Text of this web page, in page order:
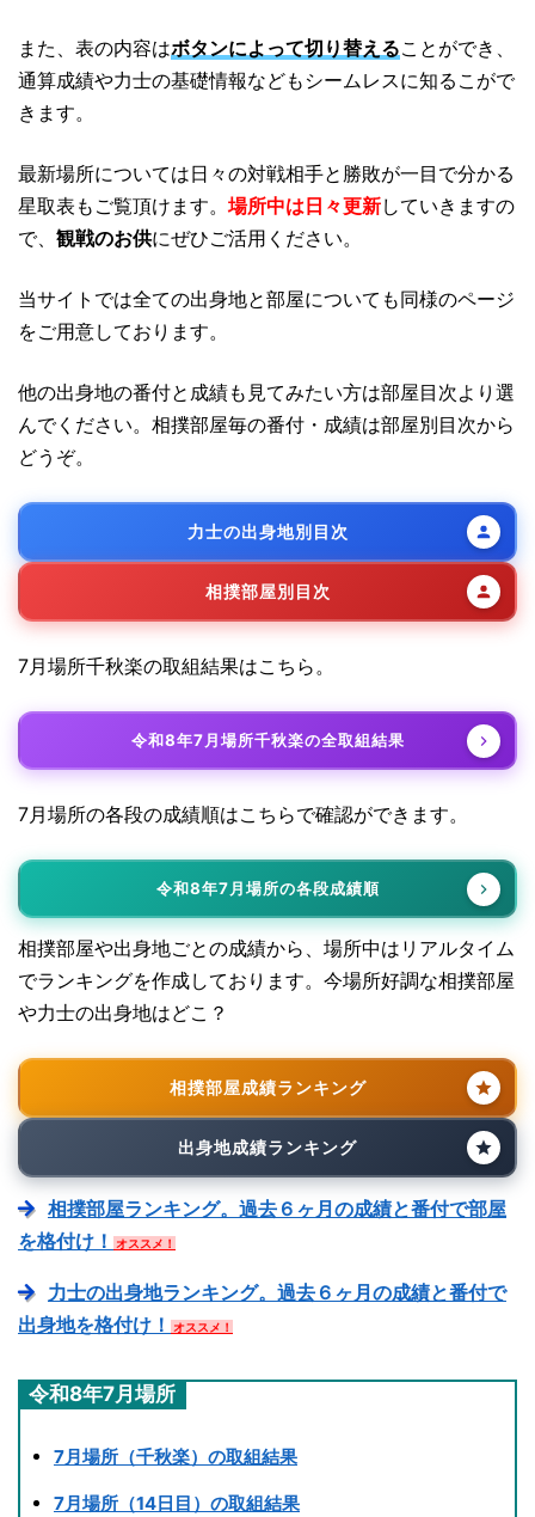
また、表の内容はボタンによって切り替えることができ、
通算成績や力士の基礎情報などもシームレスに知るこがで
きます。
最新場所については日々の対戦相手と勝敗が一目で分かる
星取表もご覧頂けます。 場所中は日々更新していきますの
で、 観戦のお供にぜひご活用ください。
当サイトでは全ての出身地と部屋についても同様のページ
をご用意しております。
他の出身地の番付と成績も見てみたい方は部屋目次より選
んでください。相撲部屋毎の番付・成績は部屋別目次から
どうぞ。
力士の出身地別目次
相撲部屋別目次
7月場所千秋楽の取組結果はこちら。
令和8年7月場所千秋楽の全取組結果
7月場所の各段の成績順はこちらで確認ができます。
令和8年7月場所の各段成績順
相撲部屋や出身地ごとの成績から、場所中はリアルタイム
でランキングを作成しております。今場所好調な相撲部屋
や力士の出身地はどこ？
相撲部屋成績ランキング
出身地成績ランキング
相撲部屋ランキング。過去６ヶ月の成績と番付で部屋
を格付け！
オススメ！
力士の出身地ランキング。過去６ヶ月の成績と番付で
出身地を格付け！
オススメ！
令和8年7月場所
7月場所（千秋楽）の取組結果
7月場所（14日目）の取組結果